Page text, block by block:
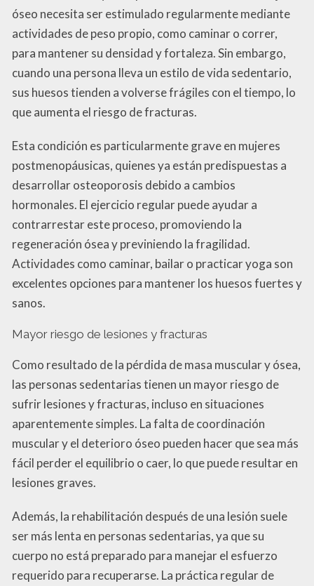
óseo necesita ser estimulado regularmente mediante
actividades de peso propio, como caminar o correr,
para mantener su densidad y fortaleza. Sin embargo,
cuando una persona lleva un estilo de vida sedentario,
sus huesos tienden a volverse frágiles con el tiempo, lo
que aumenta el riesgo de fracturas.
Esta condición es particularmente grave en mujeres
postmenopáusicas, quienes ya están predispuestas a
desarrollar osteoporosis debido a cambios
hormonales. El ejercicio regular puede ayudar a
contrarrestar este proceso, promoviendo la
regeneración ósea y previniendo la fragilidad.
Actividades como caminar, bailar o practicar yoga son
excelentes opciones para mantener los huesos fuertes y
sanos.
Mayor riesgo de lesiones y fracturas
Como resultado de la pérdida de masa muscular y ósea,
las personas sedentarias tienen un mayor riesgo de
sufrir lesiones y fracturas, incluso en situaciones
aparentemente simples. La falta de coordinación
muscular y el deterioro óseo pueden hacer que sea más
fácil perder el equilibrio o caer, lo que puede resultar en
lesiones graves.
Además, la rehabilitación después de una lesión suele
ser más lenta en personas sedentarias, ya que su
cuerpo no está preparado para manejar el esfuerzo
requerido para recuperarse. La práctica regular de